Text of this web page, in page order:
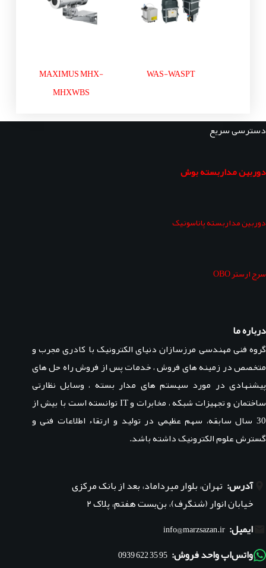
WAS-WASPT
MAXIMUS MHX-
MHXWBS
دسترسی سریع
دوربین مداربسته بوش
دوربین مداربسته پاناسونیک
سرج ارستر OBO
درباره ما
گروه فنی مهندسی مرزسازان دنیای الکترونیک با کادری مجرب و
متخصص در زمینه های فروش ، خدمات پس از فروش راه حل های
پیشنهادی در مورد سیستم های مدار بسته ، وسایل نظارتی
ساختمان و تجهیزات شبکه ، مخابرات و IT توانسته است با بیش از
30 سال سابقه، سهم عظیمی در تولید و ارتقاء اطلاعات فنی و
گسترش علوم الکترونیک داشته باشد.
آدرس: تهران، بلوار میرداماد، بعد از بانک مرکزی
خیابان انوار (شنگرف)، بن‌بست هفتم، پلاک ۲
ایمیل: info@marzsazan.ir
واتس‌اپ واحد فروش: 95 35 622 0939